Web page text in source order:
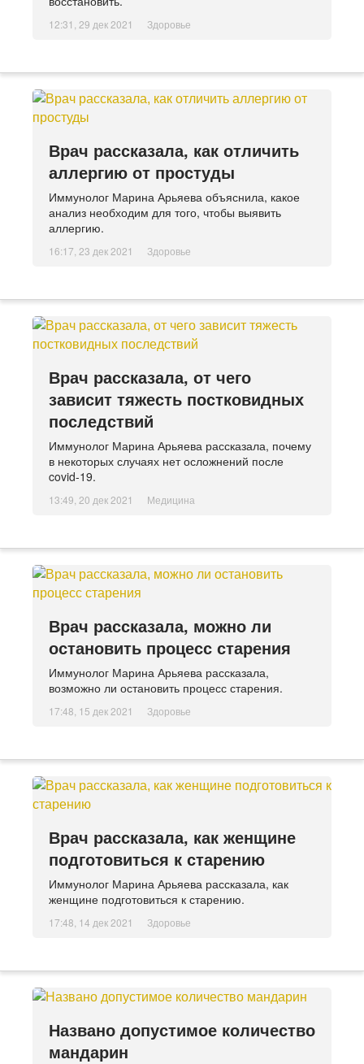
12:31, 29 дек 2021 Здоровье
Врач рассказала, как отличить
аллергию от простуды
Иммунолог Марина Арьяева объяснила, какое
анализ необходим для того, чтобы выявить
аллергию.
16:17, 23 дек 2021 Здоровье
Врач рассказала, от чего
зависит тяжесть постковидных
последствий
Иммунолог Марина Арьяева рассказала, почему
в некоторых случаях нет осложнений после
covid-19.
13:49, 20 дек 2021 Медицина
Врач рассказала, можно ли
остановить процесс старения
Иммунолог Марина Арьяева рассказала,
возможно ли остановить процесс старения.
17:48, 15 дек 2021 Здоровье
Врач рассказала, как женщине
подготовиться к старению
Иммунолог Марина Арьяева рассказала, как
женщине подготовиться к старению.
17:48, 14 дек 2021 Здоровье
Названо допустимое количество
мандарин